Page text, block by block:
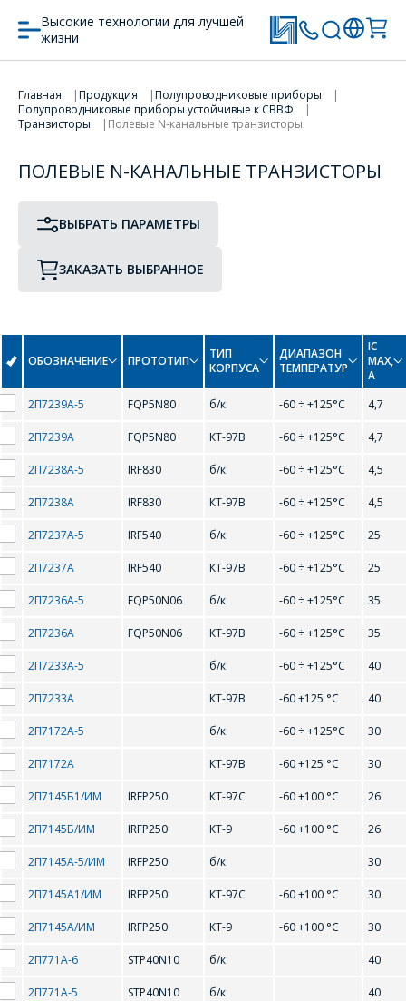
Высокие технологии для лучшей
жизни
Главная Продукция
Полупроводниковые приборы
Полупроводниковые приборы устойчивые к СВВФ
Транзисторы
Полевые N-канальные транзисторы
ПОЛЕВЫЕ N-КАНАЛЬНЫЕ ТРАНЗИСТОРЫ
ВЫБРАТЬ ПАРАМЕТРЫ
F
FQP50N06
IRF540 IRF830
ЗАКАЗАТЬ ВЫБРАННОЕ
ПЕРЕЙТИ В КОРЗИНУ
ОБОЗНАЧЕНИЕ ПРОТОТИП
ТИП
КОРПУСА
ДИАПАЗОН
ТЕМПЕРАТУР
IC
MAX,
A
2П7239А-5
FQP5N80 б/к -60 ÷ +125°С 4,7
2П7239А FQP5N80 КТ-97В -60 ÷ +125°С 4,7
2П7238А-5 IRF830 б/к -60 ÷ +125°С 4,5
2П7238А IRF830 КТ-97В -60 ÷ +125°С 4,5
2П7237А-5 IRF540 б/к -60 ÷ +125°С 25
2П7237А IRF540 КТ-97В -60 ÷ +125°С 25
2П7236А-5 FQP50N06 б/к -60 ÷ +125°С 35
2П7236А FQP50N06 КТ-97В -60 ÷ +125°С 35
2П7233А-5 б/к -60 ÷ +125°С 40
2П7233А КТ-97В -60 +125 °С 40
2П7172А-5 б/к -60 ÷ +125°С 30
2П7172А КТ-97В -60 +125 °С 30
2П7145Б1/ИМ IRFP250 КТ-97С -60 +100 °С 26
2П7145Б/ИМ IRFP250 КТ-9 -60 +100 °С 26
2П7145А-5/ИМ IRFP250 б/к 30
2П7145А1/ИМ IRFP250 КТ-97С -60 +100 °С 30
2П7145А/ИМ IRFP250 КТ-9 -60 +100 °С 30
2П771А-6 STP40N10 б/к 40
2П771А-5 STP40N10 б/к 40
ОФОРМИТЬ ЗАКАЗ
для юридических лиц
Продажи физическим
лицам
осуществляются в ТД
"ИНТЕГРАЛ", тел.+375
интересующее Вас
сотрудники компании
вопросам стоимости
ЗАДАТЬ ВОПРОС
СОТРУДНИКИ
РАДОСТЬЮ
ОТВЕТЯТ НА
ВАШИ
ВОПРОСЫ
Ваше имя